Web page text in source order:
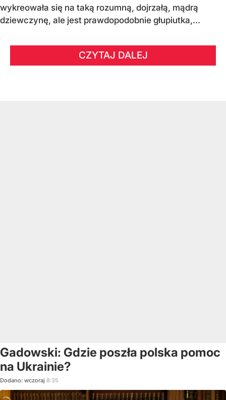
wykreowała się na taką rozumną, dojrzałą, mądrą
dziewczynę, ale jest prawdopodobnie głupiutka,...
CZYTAJ DALEJ
Gadowski: Gdzie poszła polska pomoc
na Ukrainie?
Dodano: wczoraj 8:35